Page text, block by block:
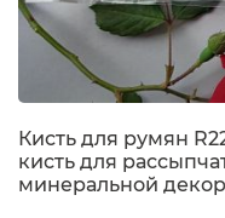
Кисть для румян
кисть для
минеральной